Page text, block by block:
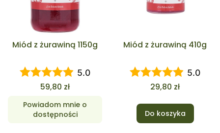
Miód z żurawiną 1150g
5.0
Cena
59,80 zł
Powiadom mnie o
dostępności
Miód z żurawiną 410g
5.0
Cena
29,80 zł
Do koszyka